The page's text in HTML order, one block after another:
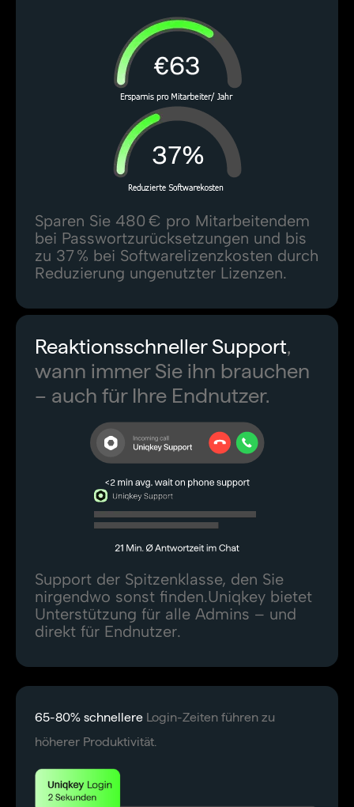
Sparen Sie 480 € pro Mitarbeitendem
bei Passwortzurücksetzungen und bis
zu 37 % bei Softwarelizenzkosten durch
Reduzierung ungenutzter Lizenzen.
Reaktionsschneller Support,
wann immer Sie ihn brauchen
– auch für Ihre Endnutzer.
Support der Spitzenklasse, den Sie
nirgendwo sonst finden.Uniqkey bietet
Unterstützung für alle Admins – und
direkt für Endnutzer.
65-80% schnellere Login-Zeiten führen zu
höherer Produktivität.